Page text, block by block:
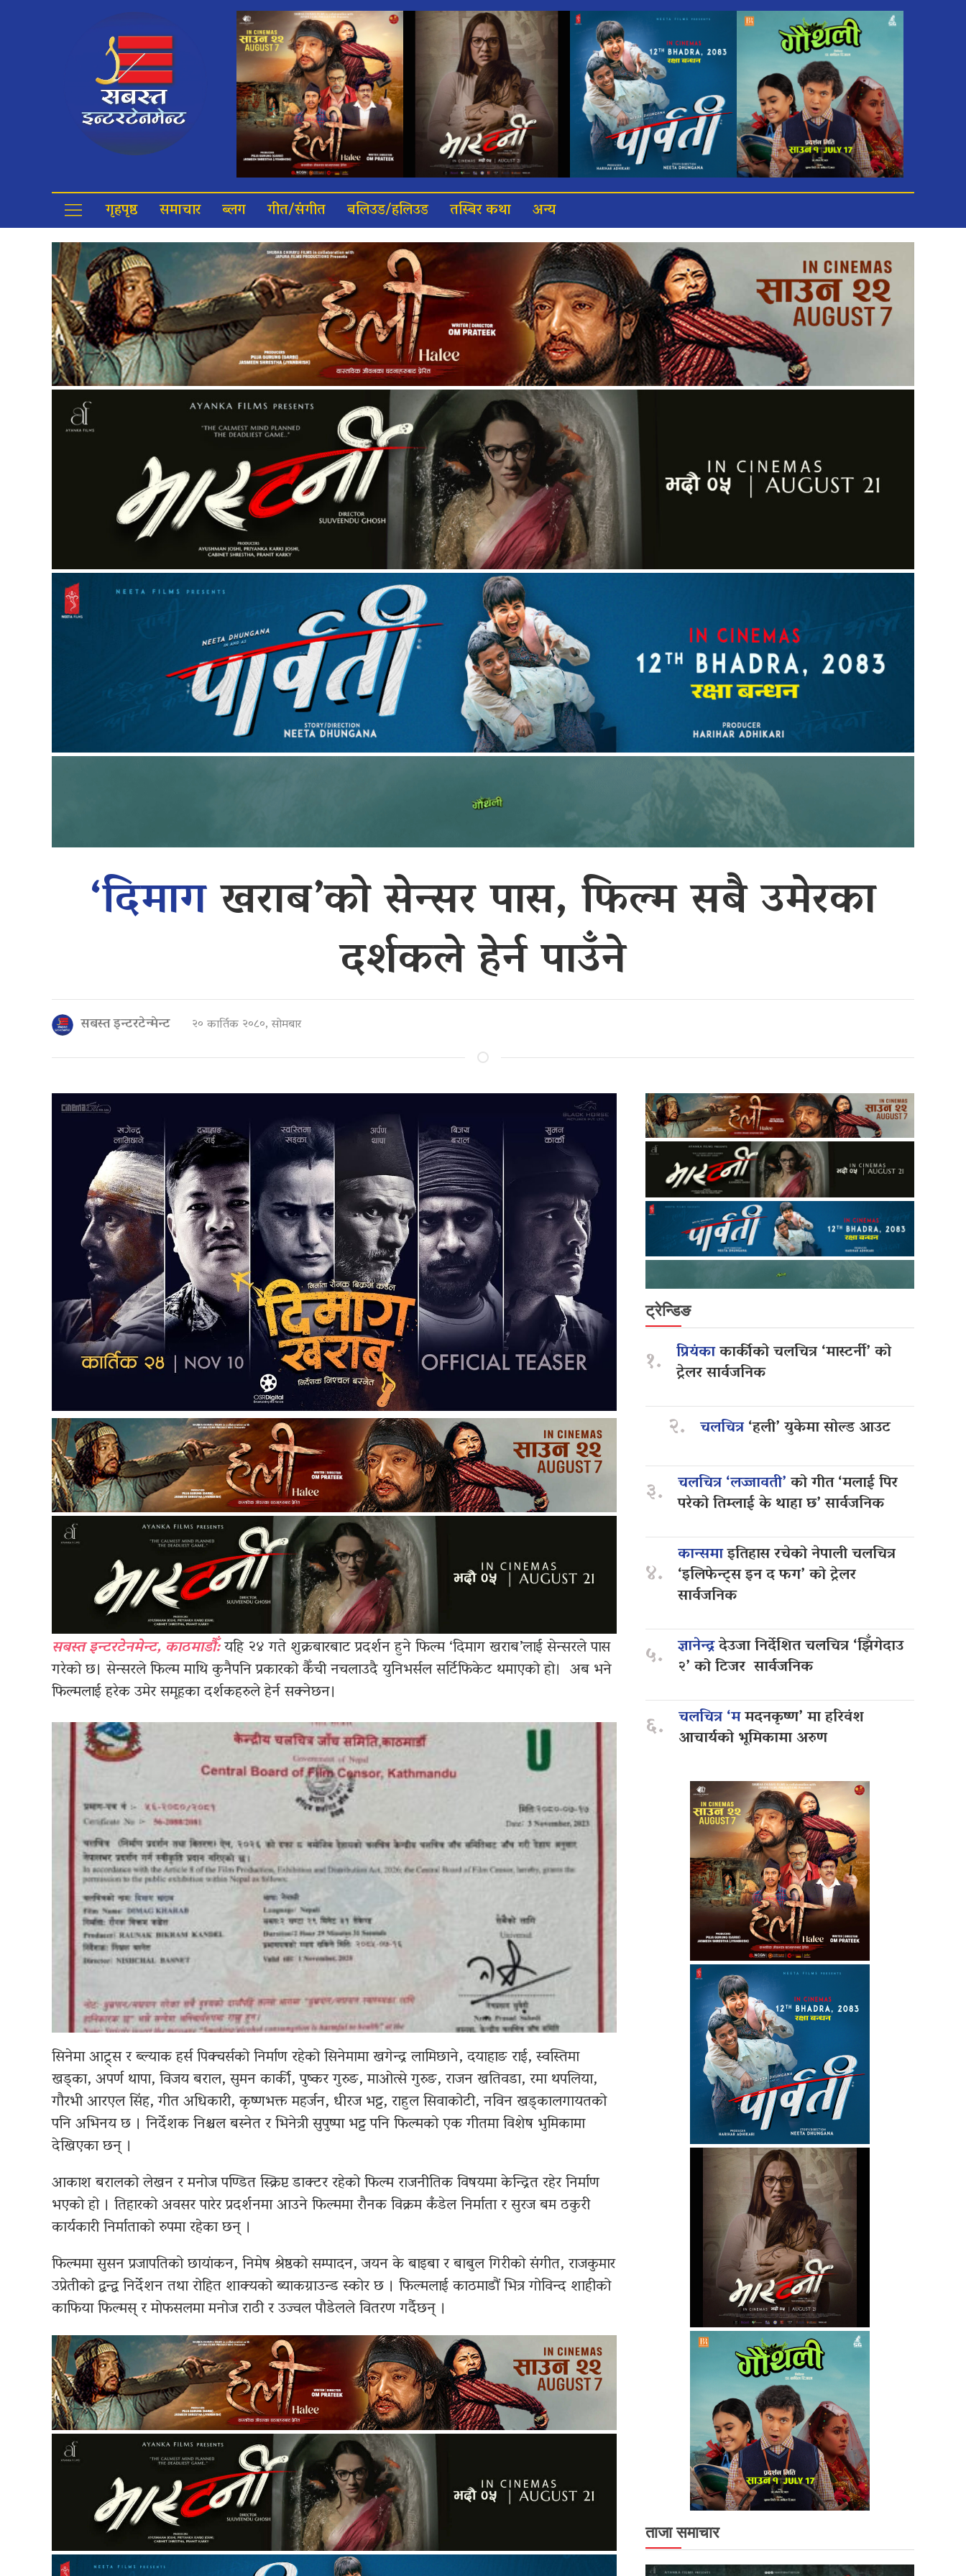
गृहपृष्ठ समाचार ब्लग गीत/संगीत बलिउड/हलिउड तस्बिर कथा अन्य
‘दिमागखराब’को सेन्सर पास, फिल्म सबै उमेरका
दर्शकले हेर्न पाउँने
सबस्त इन्टरटेन्मेन्ट २० कार्तिक २०८०, सोमबार
सबस्त इन्टरटेनमेन्ट, काठमाडौँ:यहि २४ गते शुक्रबारबाट प्रदर्शन हुने फिल्म ‘दिमाग खराब’लाई सेन्सरले पास
गरेको छ। सेन्सरले फिल्म माथि कुनैपनि प्रकारको कैँची नचलाउदै युनिभर्सल सर्टिफिकेट थमाएको हो। अब भने
फिल्मलाई हरेक उमेर समूहका दर्शकहरुले हेर्न सक्नेछन।
सिनेमा आट्र्स र ब्ल्याक हर्स पिक्चर्सको निर्माण रहेको सिनेमामा खगेन्द्र लामिछाने, दयाहाङ राई, स्वस्तिमा
खड्का, अपर्ण थापा, विजय बराल, सुमन कार्की, पुष्कर गुरुङ, माओत्से गुरुङ, राजन खतिवडा, रमा थपलिया,
गौरभी आरएल सिंह, गीत अधिकारी, कृष्णभक्त महर्जन, धीरज भट्ट, राहुल सिवाकोटी, नविन खड्कालगायतको
पनि अभिनय छ । निर्देशक निश्चल बस्नेत र भिनेत्री सुपुष्पा भट्ट पनि फिल्मको एक गीतमा विशेष भुमिकामा
देखिएका छन् ।
आकाश बरालको लेखन र मनोज पण्डित स्क्रिप्ट डाक्टर रहेको फिल्म राजनीतिक विषयमा केन्द्रित रहेर निर्माण
भएको हो । तिहारको अवसर पारेर प्रदर्शनमा आउने फिल्ममा रौनक विक्रम कँडेल निर्माता र सुरज बम ठकुरी
कार्यकारी निर्माताको रुपमा रहेका छन् ।
फिल्ममा सुसन प्रजापतिको छायांकन, निमेष श्रेष्ठको सम्पादन, जयन के बाइबा र बाबुल गिरीको संगीत, राजकुमार
उप्रेतीको द्वन्द्व निर्देशन तथा रोहित शाक्यको ब्याकग्राउन्ड स्कोर छ । फिल्मलाई काठमाडौं भित्र गोविन्द शाहीको
काफिया फिल्मस् र मोफसलमा मनोज राठी र उज्वल पौडेलले वितरण गर्दैछन् ।
ट्रेन्डिङ
१. प्रियंकाकार्कीको चलचित्र ‘मास्टर्नी’ को
ट्रेलर सार्वजनिक
२. चलचित्र‘हली’ युकेमा सोल्ड आउट
३. चलचित्र ‘लज्जावती’को गीत ‘मलाई पिर
परेको तिम्लाई के थाहा छ’ सार्वजनिक
४.
कान्समाइतिहास रचेको नेपाली चलचित्र
‘इलिफेन्ट्स इन द फग’ को ट्रेलर
सार्वजनिक
५. ज्ञानेन्द्रदेउजा निर्देशित चलचित्र ‘झिँगेदाउ
२’ को टिजर सार्वजनिक
६. चलचित्र ‘ममदनकृष्ण’ मा हरिवंश
आचार्यको भूमिकामा अरुण
ताजा समाचार